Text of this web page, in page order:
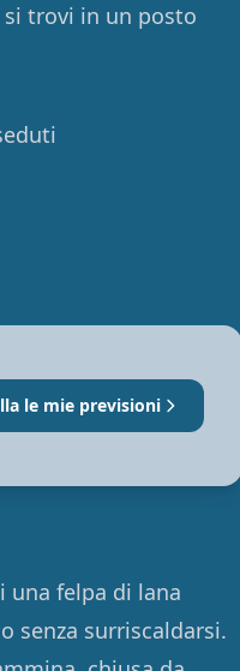
si trovi in un posto
le mie previsioni
felpa di lana
senza surriscaldarsi.